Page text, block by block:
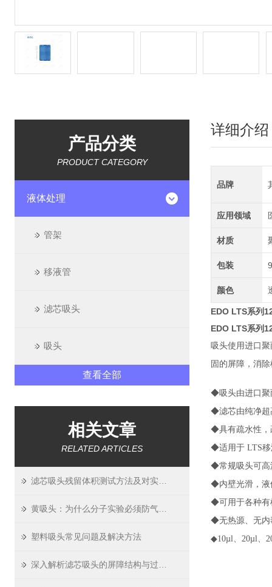
产品分类
PRODUCT CATEGORY
液体处理
管架
移液管
滤芯吸头
吸头
查看全部
相关文章
RELATED ARTICLES
塑料吸头常见问题及解决方法
详细介绍
品牌
应用领域
材质
包装
颜色
EDO LTS系列
EDO LTS系列
吸头使用进口
固的屏障，消
◆吸头由进口聚
◆滤芯由纯净超
◆具有疏水性，
◆适用于 LTS移
◆常规吸头可高
◆内壁光滑，液
◆可用于各种有
◆无热源、无内
◆10µl、20µl、